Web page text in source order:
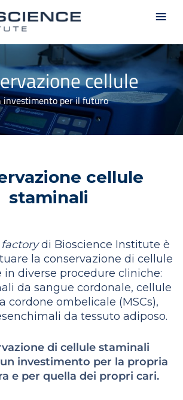
cellule
investimento per il futuro
cellule
staminali
di Bioscience Institute è
la conservazione di cellule
in diverse procedure cliniche:
da sangue cordonale, cellule
cordone ombelicale (MSCs),
da tessuto adiposo.
di cellule staminali
investimento per la propria
e per quella dei propri cari.